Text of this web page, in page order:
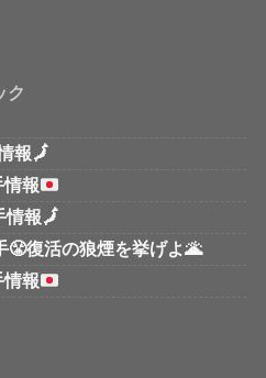
ク
報🗾
情報
情報🗾
😤復活の狼煙を挙げよ🌋
情報